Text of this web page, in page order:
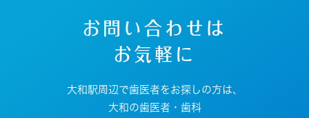
お問い合わせは
お気軽に
大和駅周辺で歯医者をお探しの方は、
大和の歯医者・歯科